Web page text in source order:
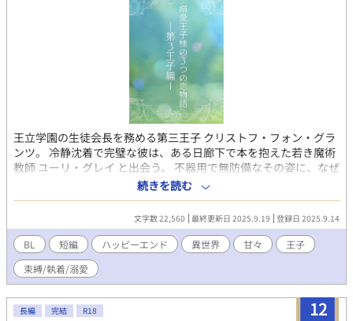
王立学園の生徒会長を務める第三王子 クリストフ・フォン・グラ
ンツ。 冷静沈着で完璧な彼は、ある日廊下で本を抱えた若き魔術
教師 ユーリ・グレイ と出会う。 不器用で無防備なその姿に、なぜ
か心が惹きつけられていく。 小さなきっかけから、クリストフは
頻繁にユーリを訪ねるようになり、二人きりの空間では“王子”で
はなく“ひとりの青年”としての顔を見せはじめる。 本に夢中で床
に座り込むユーリを抱き上げたり、眠り込んだ彼を仮眠室へ運ん
だり―― そんな出来事を重ねるうちに、クリストフの独占欲は強
くなっていく。 「先生、二人きりのときは名前で呼んでくださ
い」 「無自覚に近づくなら……閉じ込めてしまいたくなる」 強引
なのに優しく、ぎりぎりで線を守る。 そんなクリストフに、ユー
リの心も揺れ動いていく。
続きを読む
文字数 22,560 最終更新日 2025.9.19 登録日 2025.9.14
BL 短編 ハッピーエンド 異世界 甘々
王子
束縛/執着/溺愛
12
長編 完結 R18